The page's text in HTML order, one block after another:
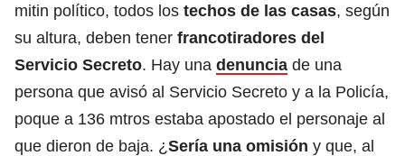
mitin político, todos los techos de las casas, según
su altura, deben tener francotiradores del
Servicio Secreto. Hay una denuncia de una
persona que avisó al Servicio Secreto y a la Policía,
poque a 136 mtros estaba apostado el personaje al
que dieron de baja. ¿ Sería una omisión y que, al